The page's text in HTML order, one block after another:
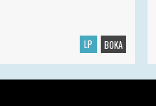
LP BOKA